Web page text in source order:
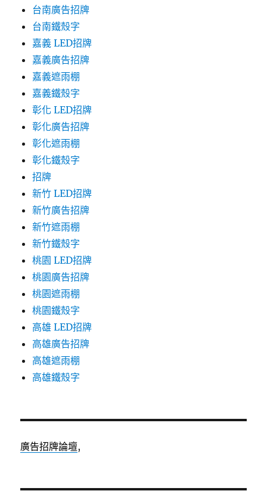
台南廣告招牌
台南鐵殼字
嘉義 LED招牌
嘉義廣告招牌
嘉義遮雨棚
嘉義鐵殼字
彰化 LED招牌
彰化廣告招牌
彰化遮雨棚
彰化鐵殼字
招牌
新竹 LED招牌
新竹廣告招牌
新竹遮雨棚
新竹鐵殼字
桃園 LED招牌
桃園廣告招牌
桃園遮雨棚
桃園鐵殼字
高雄 LED招牌
高雄廣告招牌
高雄遮雨棚
高雄鐵殼字
廣告招牌論壇,